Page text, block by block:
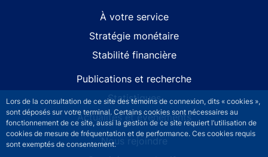
Lors de la consultation de ce site des témoins de connexion, dits « cookies »,
sont déposés sur votre terminal. Certains cookies sont nécessaires au
fonctionnement de ce site, aussi la gestion de ce site requiert l’utilisation de
cookies de mesure de fréquentation et de performance. Ces cookies requis
sont exemptés de consentement.
À votre service
Stratégie monétaire
Stabilité financière
Publications et recherche
Statistiques
Actualités et événements
Nous rejoindre